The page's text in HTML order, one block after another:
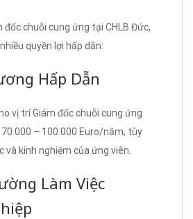
đốc chuỗi cung ứng tại CHLB Đức,
quyền lợi hấp dẫn:
Hấp Dẫn
vị trí Giám đốc chuỗi cung ứng
– 100.000 Euro/năm, tùy
và kinh nghiệm của ứng viên.
Làm Việc